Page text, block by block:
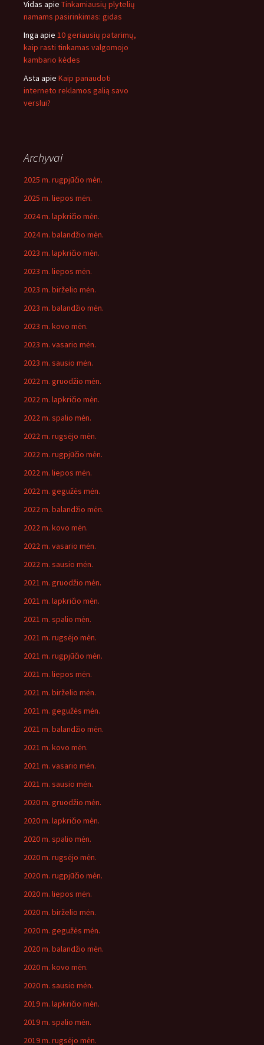
Vidas apie Tinkamiausių plytelių
namams pasirinkimas: gidas
Inga apie 10 geriausių patarimų,
kaip rasti tinkamas valgomojo
kambario kėdes
Asta apie Kaip panaudoti
interneto reklamos galią savo
verslui?
Archyvai
2025 m. rugpjūčio mėn.
2025 m. liepos mėn.
2024 m. lapkričio mėn.
2024 m. balandžio mėn.
2023 m. lapkričio mėn.
2023 m. liepos mėn.
2023 m. birželio mėn.
2023 m. balandžio mėn.
2023 m. kovo mėn.
2023 m. vasario mėn.
2023 m. sausio mėn.
2022 m. gruodžio mėn.
2022 m. lapkričio mėn.
2022 m. spalio mėn.
2022 m. rugsėjo mėn.
2022 m. rugpjūčio mėn.
2022 m. liepos mėn.
2022 m. gegužės mėn.
2022 m. balandžio mėn.
2022 m. kovo mėn.
2022 m. vasario mėn.
2022 m. sausio mėn.
2021 m. gruodžio mėn.
2021 m. lapkričio mėn.
2021 m. spalio mėn.
2021 m. rugsėjo mėn.
2021 m. rugpjūčio mėn.
2021 m. liepos mėn.
2021 m. birželio mėn.
2021 m. gegužės mėn.
2021 m. balandžio mėn.
2021 m. kovo mėn.
2021 m. vasario mėn.
2021 m. sausio mėn.
2020 m. gruodžio mėn.
2020 m. lapkričio mėn.
2020 m. spalio mėn.
2020 m. rugsėjo mėn.
2020 m. rugpjūčio mėn.
2020 m. liepos mėn.
2020 m. birželio mėn.
2020 m. gegužės mėn.
2020 m. balandžio mėn.
2020 m. kovo mėn.
2020 m. sausio mėn.
2019 m. lapkričio mėn.
2019 m. spalio mėn.
2019 m. rugsėjo mėn.